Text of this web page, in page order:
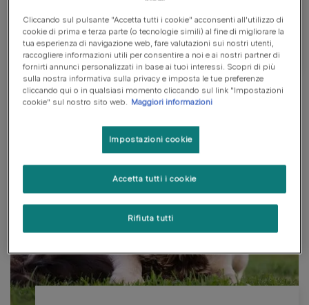
Vedi tutti i brand
Cliccando sul pulsante "Accetta tutti i cookie" acconsenti all'utilizzo di
cookie di prima e terza parte (o tecnologie simili) al fine di migliorare la
tua esperienza di navigazione web, fare valutazioni sui nostri utenti,
raccogliere informazioni utili per consentire a noi e ai nostri partner di
fornirti annunci personalizzati in base ai tuoi interessi. Scopri di più
sulla nostra informativa sulla privacy e imposta le tue preferenze
cliccando qui o in qualsiasi momento cliccando sul link "Impostazioni
cookie" sul nostro sito web. Maggiori informazioni
Impostazioni cookie
Rifiuta tutti
Accetta tutti i cookie